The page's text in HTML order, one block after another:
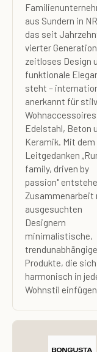
aus Sundern in
das seit
vierter
zeitloses Design
funktionale
steht –
anerkannt für
Edelstahl, Beton
Keramik. Mit dem
Leitgedanken
family, driven by
passion"
Zusammenarbeit
ausgesuchten
Designern
minimalistische,
trendunabhängige
Produkte, die sich
harmonisch in
Wohnstil einfügen.